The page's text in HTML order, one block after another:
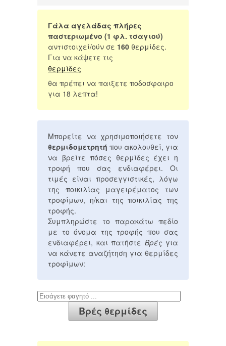
Γάλα αγελάδας πλήρες
παστεριωμένο (1 φλ. τσαγιού)
αντιστοιχεί/ούν σε 160 θερμίδες.
Για να κάψετε τις
θερμίδες
θα πρέπει να παιξετε ποδοσφαιρο
για 18 λεπτα!
Μπορείτε να χρησιμοποιήσετε τον
θερμιδομετρητή που ακολουθεί, για
να βρείτε πόσες θερμίδες έχει η
τροφή που σας ενδιαφέρει. Οι
τιμές είναι προσεγγιστικές, λόγω
της ποικιλίας μαγειρέματος των
τροφίμων, η/και της ποικιλίας της
τροφής.
Συμπληρώστε το παρακάτω πεδίο
με το όνομα της τροφής που σας
ενδιαφέρει, και πατήστε Βρές για
να κάνετε αναζήτηση για θερμίδες
τροφίμων: